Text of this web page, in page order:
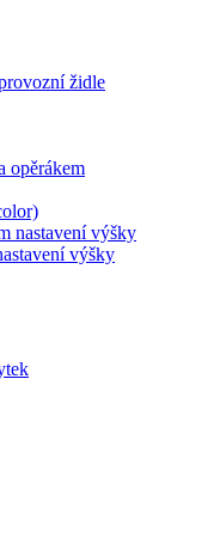
židle
opěrákem
nastavení výšky
výšky